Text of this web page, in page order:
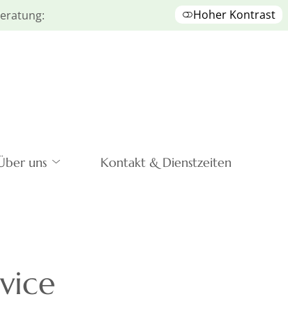
Hoher Kontrast
uns Kontakt & Dienstzeiten